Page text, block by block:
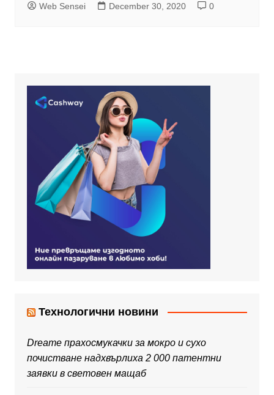
Web Sensei December 30, 2020 0
Технологични новини
Dreame прахосмукачки за мокро и сухо
почистване надхвърлиха 2 000 патентни
заявки в световен мащаб